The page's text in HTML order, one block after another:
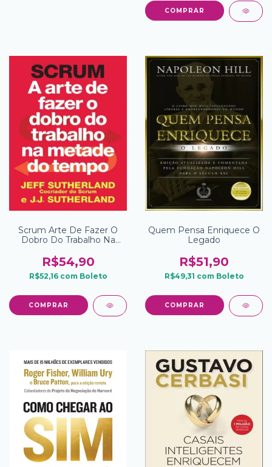
Scrum Arte De Fazer O
Dobro Do Trabalho Na
R$54,90
R$52,16 com Boleto
Quem Pensa Enriquece O
Legado
R$51,90
R$49,31 com Boleto